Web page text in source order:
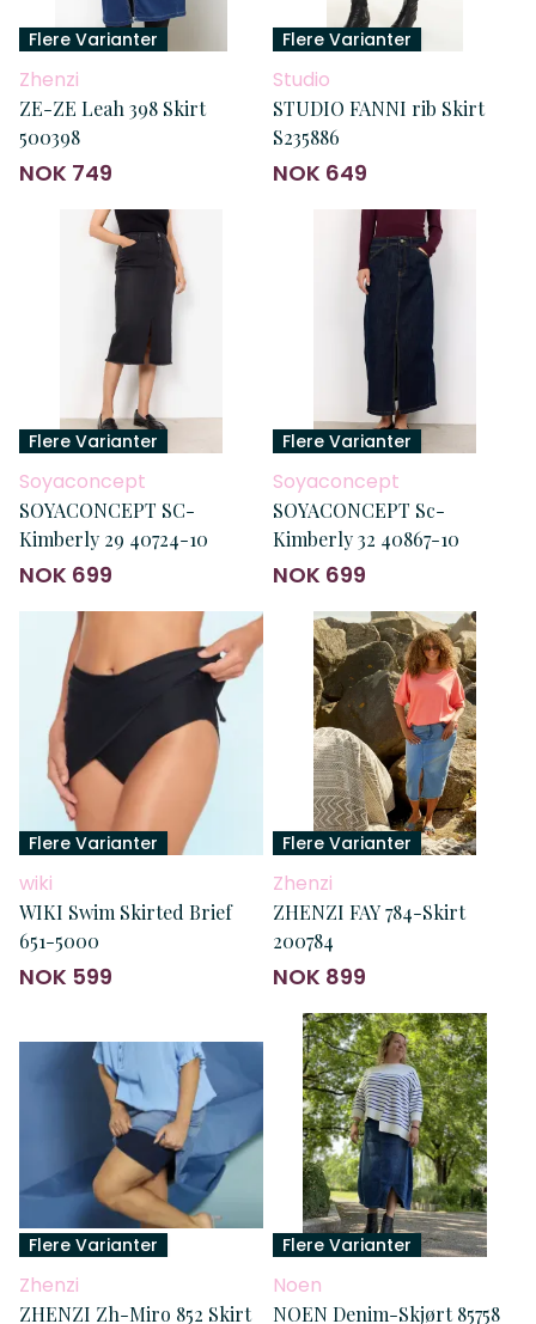
Flere Varianter
Zhenzi
ZE-ZE Leah 398 Skirt
500398
NOK 749
Flere Varianter
Studio
STUDIO FANNI rib Skirt
S235886
NOK 649
Flere Varianter
Soyaconcept
SOYACONCEPT SC-
Kimberly 29 40724-10
NOK 699
Flere Varianter
Soyaconcept
SOYACONCEPT Sc-
Kimberly 32 40867-10
NOK 699
Flere Varianter
wiki
WIKI Swim Skirted Brief
651-5000
NOK 599
Flere Varianter
Zhenzi
ZHENZI FAY 784-Skirt
200784
NOK 899
Flere Varianter
Zhenzi
ZHENZI Zh-Miro 852 Skirt
Flere Varianter
Noen
NOEN Denim-Skjørt 85758